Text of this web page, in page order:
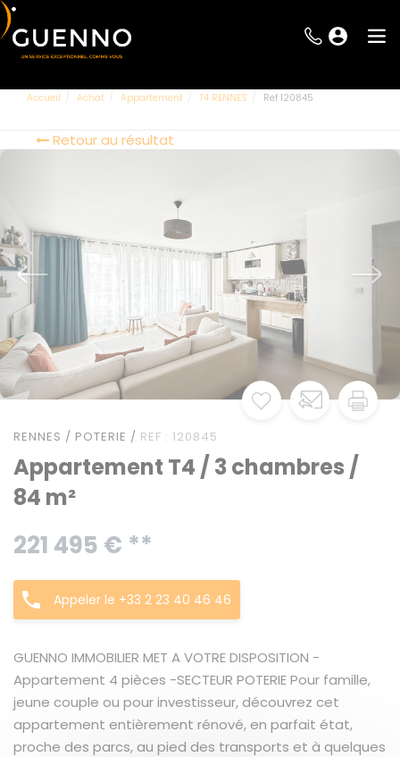
Accueil Achat Appartement T4 RENNES Ref 120845
Retour au résultat
RENNES / POTERIE / REF : 120845
Appartement T4 / 3 chambres /
84 m²
221 495 € **
Appeler le +33 2 23 40 46 46
GUENNO IMMOBILIER MET A VOTRE DISPOSITION -
Appartement 4 pièces -SECTEUR POTERIE Pour famille,
jeune couple ou pour investisseur, découvrez cet
appartement entièrement rénové, en parfait état,
proche des parcs, au pied des transports et à quelques